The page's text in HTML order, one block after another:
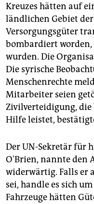
Kreuzes hätten auf
ländlichen Gebiet
Versorgungsgüter
bombardiert worden,
wurden. Die
Die syrische
Menschenrechte
Mitarbeiter seien
Zivilverteidigung, die
Hilfe leistet,
Der UN-Sekretär für
O'Brien, nannte den
widerwärtig. Falls er
sei, handle es sich
Fahrzeuge hätten